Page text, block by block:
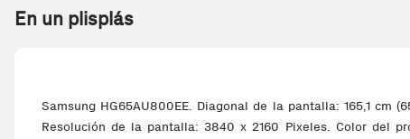
En un plisplás
Samsung HG65AU800EE. Diagonal de la pantalla: 165,1 cm
Resolución de la pantalla: 3840 x 2160 Pixeles. Color del